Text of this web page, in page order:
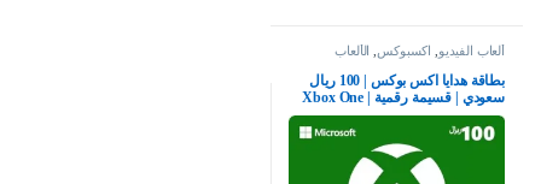
ألعاب الفيديو اكسبوكس الألعاب
بطاقة هدايا اكس بوكس | 100 ريال
سعودي | قسيمة رقمية | Xbox One
سلسلة S | X وويندوز | (كود التحميل)
– حساب المملكة العربية السعودية